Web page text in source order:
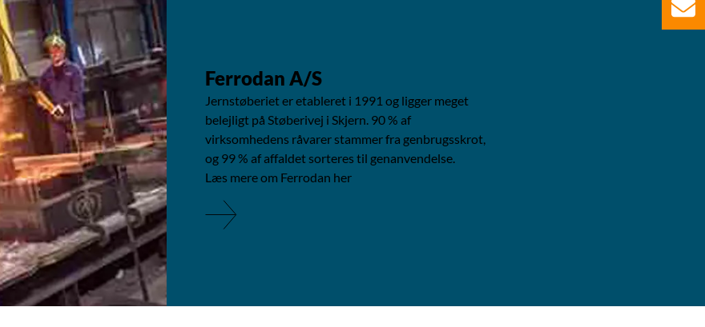
Ferrodan A/S
Jernstøberiet er etableret i 1991 og ligger meget
belejligt på Støberivej i Skjern. 90 % af
virksomhedens råvarer stammer fra genbrugsskrot,
og 99 % af affaldet sorteres til genanvendelse.
Læs mere om Ferrodan her